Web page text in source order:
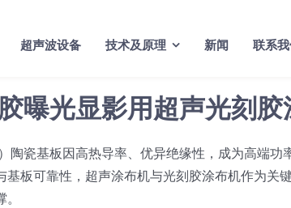
超声波设备 技术及原理 新闻 联系
曝光显影用超声光刻胶
瓷基板因高热导率、优异绝缘性，成为高端功
板可靠性，超声涂布机与光刻胶涂布机作为关